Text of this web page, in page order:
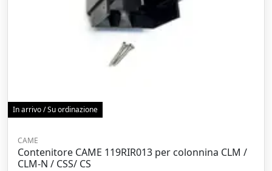
In arrivo / Su ordinazione
CAME
Contenitore CAME 119RIR013 per colonnina CLM /
CLM-N / CSS/ CS